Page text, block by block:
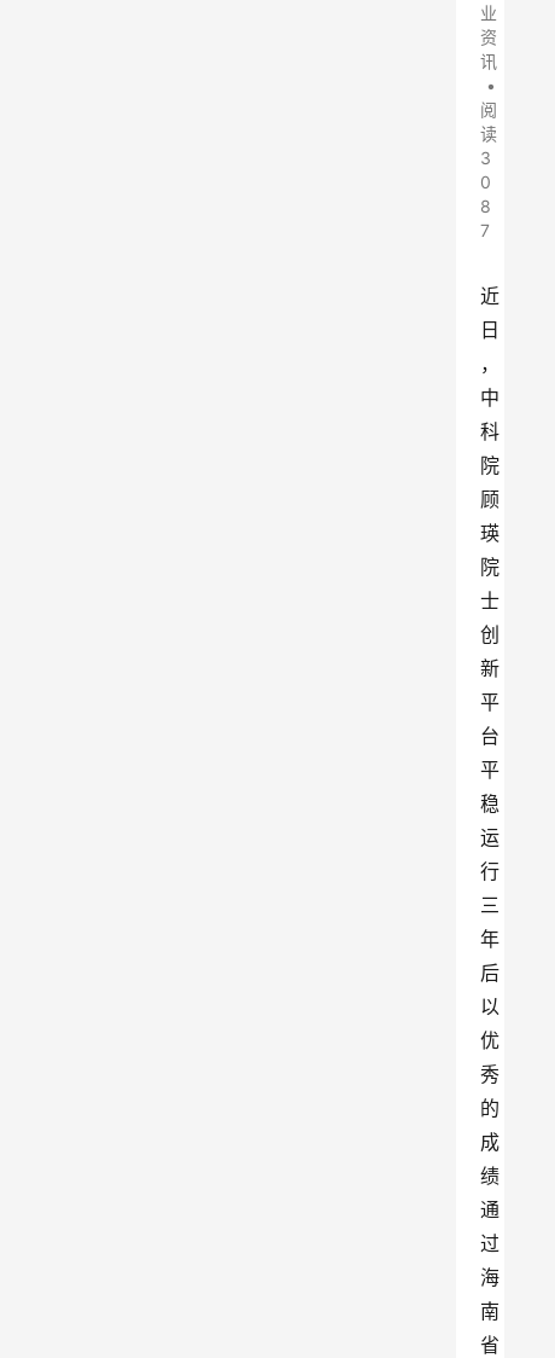
业
资
讯
•
阅
读
3
0
8
7
近
日
，
中
科
院
顾
瑛
院
士
创
新
平
台
平
稳
运
行
三
年
后
以
优
秀
的
成
绩
通
过
海
南
省